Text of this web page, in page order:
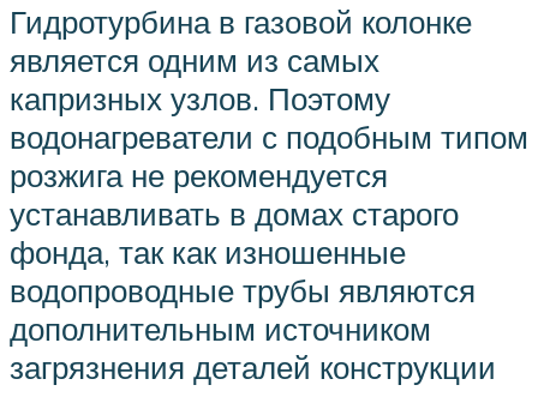
Гидротурбина в газовой колонке
является одним из самых
капризных узлов. Поэтому
водонагреватели с подобным типом
розжига не рекомендуется
устанавливать в домах старого
фонда, так как изношенные
водопроводные трубы являются
дополнительным источником
загрязнения деталей конструкции